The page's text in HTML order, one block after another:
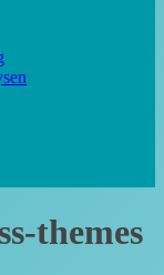
themes